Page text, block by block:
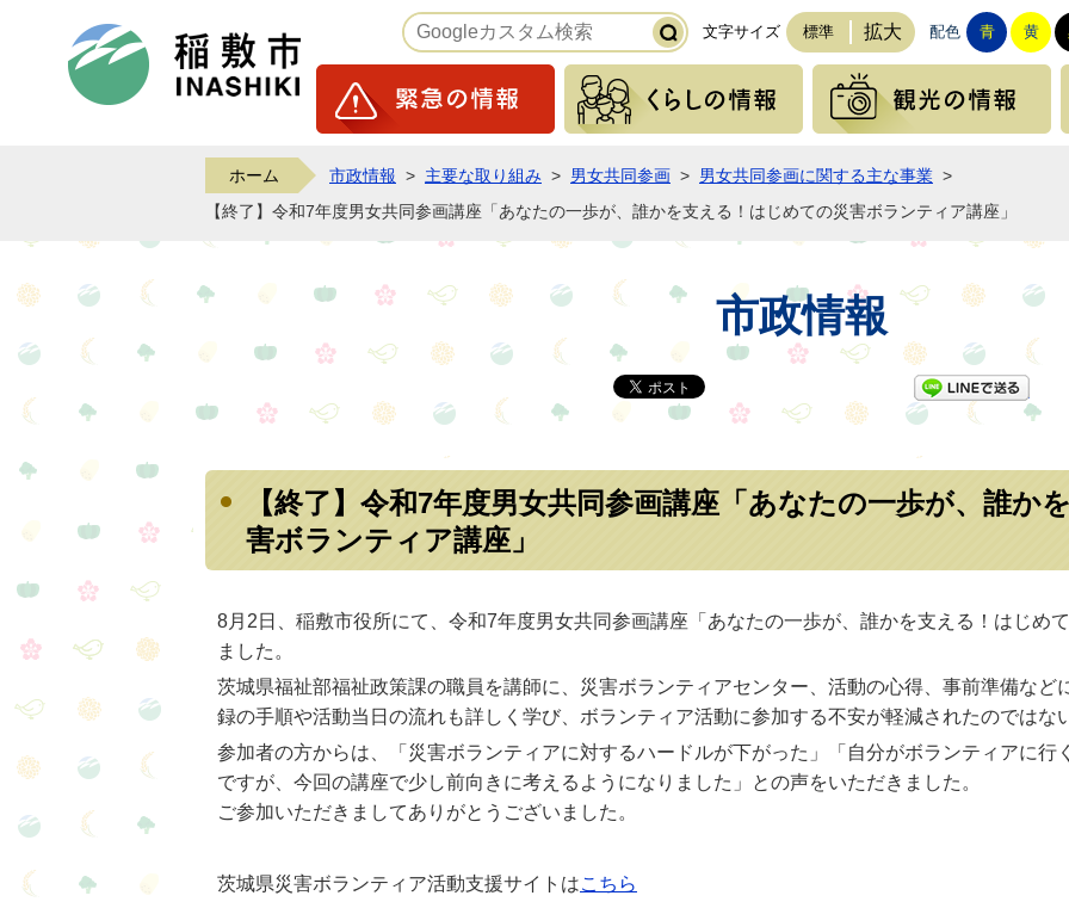
稲敷市ホームページ 文字サイズ 標準 拡大 配色 青 黄
緊急の情報 くらしの情報
ホーム 市政情報 > 主要な取り組み > 男女共同参画 > 男女共同参画に関する主な事業 >
【終了】令和7年度男女共同参画講座「あなたの一歩が、誰かを支える！はじめての災害ボランティア講座」
市政情報
【終了】令和7年度男女共同参画講座「あなたの一歩が、誰か
害ボランティア講座」
8月2日、稲敷市役所にて、令和7年度男女共同参画講座「あなたの一歩が、誰かを支える！はじめ
ました。
茨城県福祉部福祉政策課の職員を講師に、災害ボランティアセンター、活動の心得、事前準備など
録の手順や活動当日の流れも詳しく学び、ボランティア活動に参加する不安が軽減されたのではな
参加者の方からは、「災害ボランティアに対するハードルが下がった」「自分がボランティアに行
ですが、今回の講座で少し前向きに考えるようになりました」との声をいただきました。
ご参加いただきましてありがとうございました。
茨城県災害ボランティア活動支援サイトはこちら